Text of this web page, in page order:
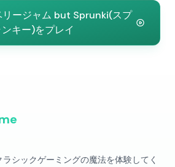
リージャム but Sprunki(スプ
ンキー)をプレイ
シックゲーミングの魔法を体験してく